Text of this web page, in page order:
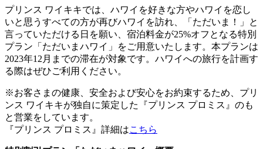
プリンス ワイキキでは、ハワイを好きな方やハワイを恋し
いと思うすべての方が再びハワイを訪れ、「ただいま！」と
言っていただける日を願い、宿泊料金が25%オフとなる特別
プラン「ただいまハワイ」をご用意いたします。本プランは
2023年12月までの滞在が対象です。ハワイへの旅行を計画す
る際はぜひご利用ください。
※お客さまの健康、安全および安心をお約束するため、プリ
ンス ワイキキが独自に策定した『プリンス プロミス』のも
と営業をしています。
『プリンス プロミス』詳細はこちら